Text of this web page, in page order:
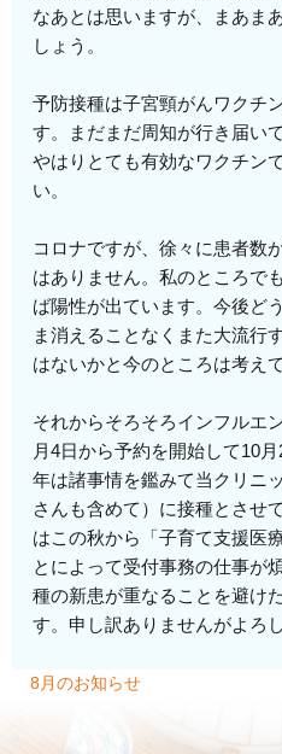
なあとは思いますが、まあま
しょう。
予防接種は子宮頸がんワクチ
す。まだまだ周知が行き届い
やはりとても有効なワクチン
い。
コロナですが、徐々に患者数
はありません。私のところで
ば陽性が出ています。今後ど
ま消えることなくまた大流行
はないかと今のところは考え
それからそろそろインフルエ
月4日から予約を開始して10
年は諸事情を鑑みて当クリニ
さんも含めて）に接種とさせ
はこの秋から「子育て支援医
とによって受付事務の仕事が
種の新患が重なることを避け
す。申し訳ありませんがよろ
8月のお知らせ